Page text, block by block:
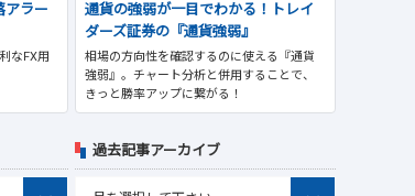
アラー
なFX用
通貨の強弱が一目でわかる！トレイ
ダーズ証券の『通貨強弱』
相場の方向性を確認するのに使える『通貨
強弱』。チャート分析と併用することで、
きっと勝率アップに繋がる！
過去記事アーカイブ